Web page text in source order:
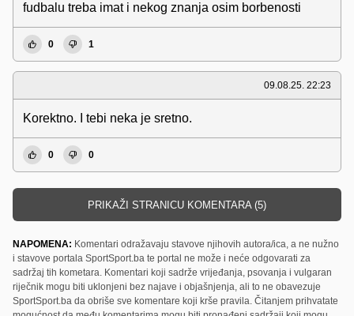
fudbalu treba imat i nekog znanja osim borbenosti
0 1
09.08.25. 22:23
Korektno. I tebi neka je sretno.
0 0
PRIKAŽI STRANICU KOMENTARA (5)
NAPOMENA: Komentari odražavaju stavove njihovih autora/ica, a ne nužno
i stavove portala SportSport.ba te portal ne može i neće odgovarati za
sadržaj tih kometara. Komentari koji sadrže vrijeđanja, psovanja i vulgaran
riječnik mogu biti uklonjeni bez najave i objašnjenja, ali to ne obavezuje
SportSport.ba da obriše sve komentare koji krše pravila. Čitanjem prihvatate